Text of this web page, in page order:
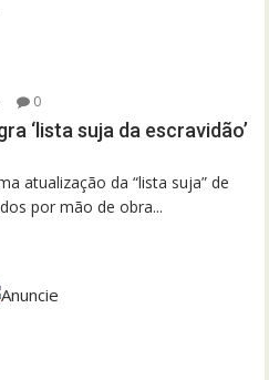
0
‘lista suja da escravidão’
atualização da “lista suja” de
por mão de obra...